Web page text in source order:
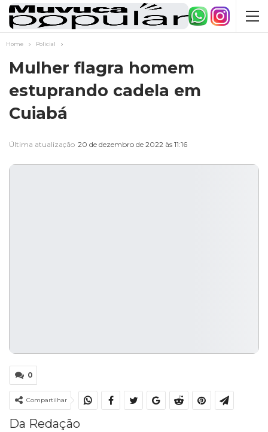
Home Policial
Mulher flagra homem
estuprando cadela em
Cuiabá
Última atualização 20 de dezembro de 2022 às 11:16
0
Compartilhar
Da Redação